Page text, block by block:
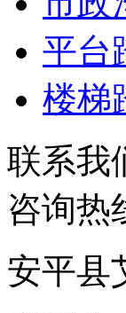
平台
楼梯
联系我
咨询热
安平县